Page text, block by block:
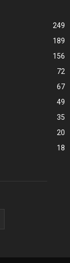
249
189
156
72
67
49
35
20
18